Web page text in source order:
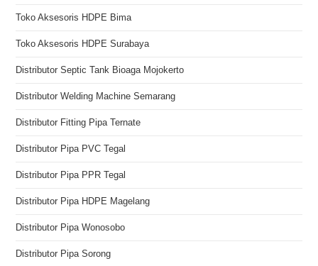
Toko Aksesoris HDPE Bima
Toko Aksesoris HDPE Surabaya
Distributor Septic Tank Bioaga Mojokerto
Distributor Welding Machine Semarang
Distributor Fitting Pipa Ternate
Distributor Pipa PVC Tegal
Distributor Pipa PPR Tegal
Distributor Pipa HDPE Magelang
Distributor Pipa Wonosobo
Distributor Pipa Sorong